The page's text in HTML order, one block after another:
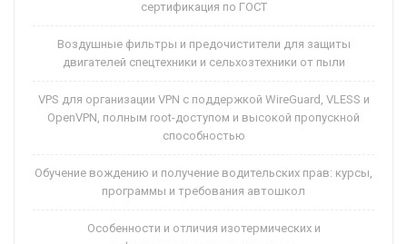
сертификация по ГОСТ
Воздушные фильтры и предочистители для защиты
двигателей спецтехники и сельхозтехники от пыли
VPS для организации VPN с поддержкой WireGuard, VLESS и
OpenVPN, полным root-доступом и высокой пропускной
способностью
Обучение вождению и получение водительских прав: курсы,
программы и требования автошкол
Особенности и отличия изотермических и